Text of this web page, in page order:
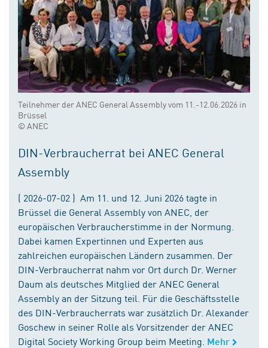
Teilnehmer der ANEC General Assembly vom 11.-12.06.2026 in
Brüssel
© ANEC
DIN-Verbraucherrat bei ANEC General
Assembly
( 2026-07-02 ) Am 11. und 12. Juni 2026 tagte in
Brüssel die General Assembly von ANEC, der
europäischen Verbraucherstimme in der Normung.
Dabei kamen Expertinnen und Experten aus
zahlreichen europäischen Ländern zusammen. Der
DIN-Verbraucherrat nahm vor Ort durch Dr. Werner
Daum als deutsches Mitglied der ANEC General
Assembly an der Sitzung teil. Für die Geschäftsstelle
des DIN-Verbraucherrats war zusätzlich Dr. Alexander
Goschew in seiner Rolle als Vorsitzender der ANEC
Digital Society Working Group beim Meeting. Mehr